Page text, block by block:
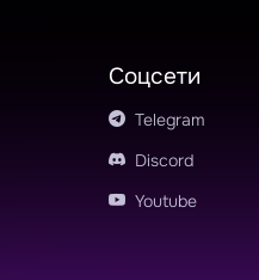
Соцсети
Telegram
Discord
Youtube